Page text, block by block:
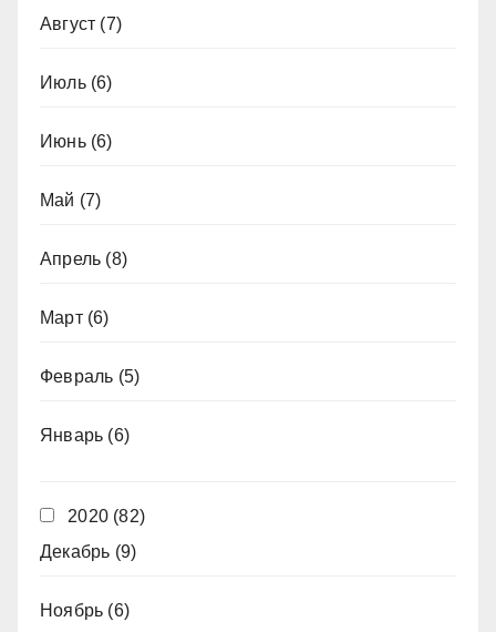
Август (7)
Июль(6)
Июнь(6)
Май (7)
Апрель (8)
Март(6)
Февраль (5)
Январь (6)
2020 (82)
Декабрь (9)
Ноябрь (6)